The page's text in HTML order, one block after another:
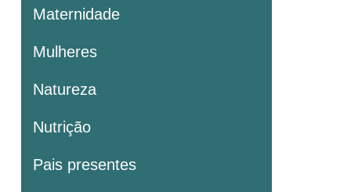
Maternidade
Mulheres
Natureza
Nutrição
Pais presentes